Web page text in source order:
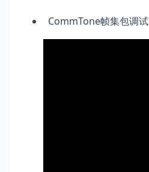
CommTone帧集包调试